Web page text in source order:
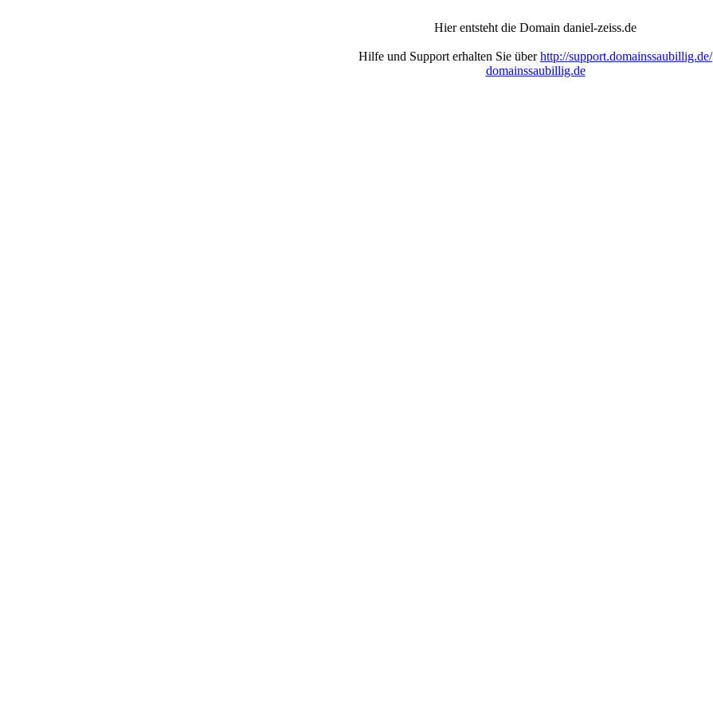
Hier entsteht die Domain daniel-zeiss.de
Hilfe und Support erhalten Sie überhttp://support.domainssaubillig.de/
domainssaubillig.de